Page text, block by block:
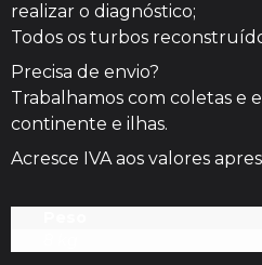
realizar o diagnóstico;
Todos os turbos
Precisa de envio?
Trabalhamos com coletas e
continente e ilhas.
Acresce IVA aos valores